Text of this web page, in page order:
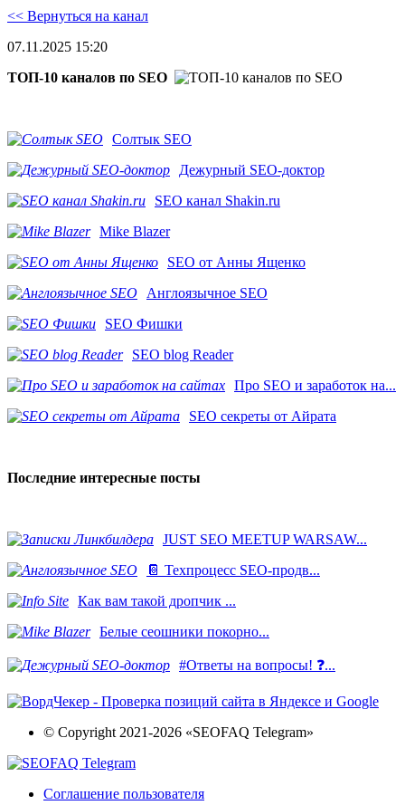
<< Вернуться на канал
07.11.2025 15:20
ТОП-10 каналов по SEO
Солтык SEO
Дежурный SEO-доктор
SEO канал Shakin.ru
Mike Blazer
SEO от Анны Ященко
Англоязычное SEO
SEO Фишки
SEO blog Reader
Про SEO и заработок на...
SEO секреты от Айрата
Последние интересные посты
JUST SEO MEETUP WARSAW...
📔 Техпроцесс SEO-продв...
Как вам такой дропчик ...
Белые сеошники покорно...
#Ответы на вопросы! ❓...
© Copyright 2021-2026 «SEOFAQ Telegram»
Соглашение пользователя